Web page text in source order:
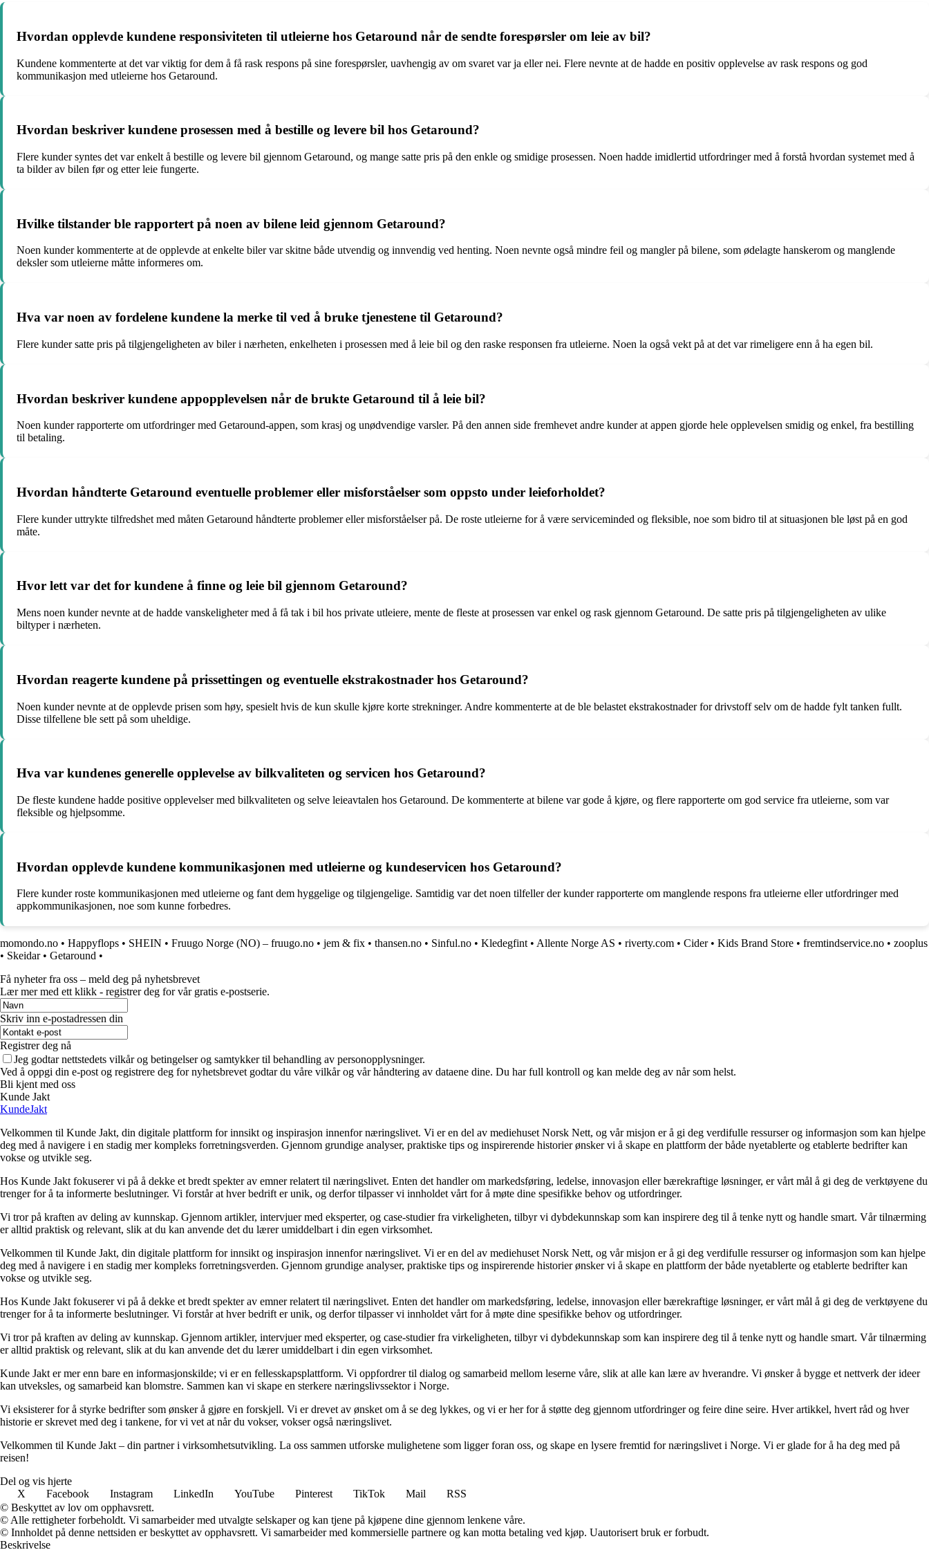
Hvordan opplevde kundene responsiviteten til utleierne hos Getaround når de sendte forespørsler om leie av bil?
Kundene kommenterte at det var viktig for dem å få rask respons på sine forespørsler, uavhengig av om svaret var ja eller nei. Flere nevnte at de hadde en positiv opplevelse av rask respons og god
kommunikasjon med utleierne hos Getaround.
Hvordan beskriver kundene prosessen med å bestille og levere bil hos Getaround?
Flere kunder syntes det var enkelt å bestille og levere bil gjennom Getaround, og mange satte pris på den enkle og smidige prosessen. Noen hadde imidlertid utfordringer med å forstå hvordan systemet med å
ta bilder av bilen før og etter leie fungerte.
Hvilke tilstander ble rapportert på noen av bilene leid gjennom Getaround?
Noen kunder kommenterte at de opplevde at enkelte biler var skitne både utvendig og innvendig ved henting. Noen nevnte også mindre feil og mangler på bilene, som ødelagte hanskerom og manglende
deksler som utleierne måtte informeres om.
Hva var noen av fordelene kundene la merke til ved å bruke tjenestene til Getaround?
Flere kunder satte pris på tilgjengeligheten av biler i nærheten, enkelheten i prosessen med å leie bil og den raske responsen fra utleierne. Noen la også vekt på at det var rimeligere enn å ha egen bil.
Hvordan beskriver kundene appopplevelsen når de brukte Getaround til å leie bil?
Noen kunder rapporterte om utfordringer med Getaround-appen, som krasj og unødvendige varsler. På den annen side fremhevet andre kunder at appen gjorde hele opplevelsen smidig og enkel, fra bestilling
til betaling.
Hvordan håndterte Getaround eventuelle problemer eller misforståelser som oppsto under leieforholdet?
Flere kunder uttrykte tilfredshet med måten Getaround håndterte problemer eller misforståelser på. De roste utleierne for å være serviceminded og fleksible, noe som bidro til at situasjonen ble løst på en god
måte.
Hvor lett var det for kundene å finne og leie bil gjennom Getaround?
Mens noen kunder nevnte at de hadde vanskeligheter med å få tak i bil hos private utleiere, mente de fleste at prosessen var enkel og rask gjennom Getaround. De satte pris på tilgjengeligheten av ulike
biltyper i nærheten.
Hvordan reagerte kundene på prissettingen og eventuelle ekstrakostnader hos Getaround?
Noen kunder nevnte at de opplevde prisen som høy, spesielt hvis de kun skulle kjøre korte strekninger. Andre kommenterte at de ble belastet ekstrakostnader for drivstoff selv om de hadde fylt tanken fullt.
Disse tilfellene ble sett på som uheldige.
Hva var kundenes generelle opplevelse av bilkvaliteten og servicen hos Getaround?
De fleste kundene hadde positive opplevelser med bilkvaliteten og selve leieavtalen hos Getaround. De kommenterte at bilene var gode å kjøre, og flere rapporterte om god service fra utleierne, som var
fleksible og hjelpsomme.
Hvordan opplevde kundene kommunikasjonen med utleierne og kundeservicen hos Getaround?
Flere kunder roste kommunikasjonen med utleierne og fant dem hyggelige og tilgjengelige. Samtidig var det noen tilfeller der kunder rapporterte om manglende respons fra utleierne eller utfordringer med
appkommunikasjonen, noe som kunne forbedres.
momondo.no • Happyflops • SHEIN • Fruugo Norge (NO) – fruugo.no • jem & fix • thansen.no • Sinful.no • Kledegfint• Allente Norge AS • riverty.com • Cider• Kids Brand Store • fremtindservice.no • zooplus
• Skeidar• Getaround •
Få nyheter fra oss – meld deg på nyhetsbrevet
Lær mer med ett klikk - registrer deg for vår gratis e-postserie.
Skriv inn e-postadressen din
Registrer deg nå
Jeg godtar nettstedets vilkår og betingelser og samtykker til behandling av personopplysninger.
Ved å oppgi din e-post og registrere deg for nyhetsbrevet godtar du våre vilkår og vår håndtering av dataene dine. Du har full kontroll og kan melde deg av når som helst.
Bli kjent med oss
Kunde Jakt
KundeJakt
Velkommen til Kunde Jakt, din digitale plattform for innsikt og inspirasjon innenfor næringslivet. Vi er en del av mediehuset Norsk Nett, og vår misjon er å gi deg verdifulle ressurser og informasjon som kan hjelpe
deg med å navigere i en stadig mer kompleks forretningsverden. Gjennom grundige analyser, praktiske tips og inspirerende historier ønsker vi å skape en plattform der både nyetablerte og etablerte bedrifter kan
vokse og utvikle seg.
Hos Kunde Jakt fokuserer vi på å dekke et bredt spekter av emner relatert til næringslivet. Enten det handler om markedsføring, ledelse, innovasjon eller bærekraftige løsninger, er vårt mål å gi deg de verktøyene du
trenger for å ta informerte beslutninger. Vi forstår at hver bedrift er unik, og derfor tilpasser vi innholdet vårt for å møte dine spesifikke behov og utfordringer.
Vi tror på kraften av deling av kunnskap. Gjennom artikler, intervjuer med eksperter, og case-studier fra virkeligheten, tilbyr vi dybdekunnskap som kan inspirere deg til å tenke nytt og handle smart. Vår tilnærming
er alltid praktisk og relevant, slik at du kan anvende det du lærer umiddelbart i din egen virksomhet.
Velkommen til Kunde Jakt, din digitale plattform for innsikt og inspirasjon innenfor næringslivet. Vi er en del av mediehuset Norsk Nett, og vår misjon er å gi deg verdifulle ressurser og informasjon som kan hjelpe
deg med å navigere i en stadig mer kompleks forretningsverden. Gjennom grundige analyser, praktiske tips og inspirerende historier ønsker vi å skape en plattform der både nyetablerte og etablerte bedrifter kan
vokse og utvikle seg.
Hos Kunde Jakt fokuserer vi på å dekke et bredt spekter av emner relatert til næringslivet. Enten det handler om markedsføring, ledelse, innovasjon eller bærekraftige løsninger, er vårt mål å gi deg de verktøyene du
trenger for å ta informerte beslutninger. Vi forstår at hver bedrift er unik, og derfor tilpasser vi innholdet vårt for å møte dine spesifikke behov og utfordringer.
Vi tror på kraften av deling av kunnskap. Gjennom artikler, intervjuer med eksperter, og case-studier fra virkeligheten, tilbyr vi dybdekunnskap som kan inspirere deg til å tenke nytt og handle smart. Vår tilnærming
er alltid praktisk og relevant, slik at du kan anvende det du lærer umiddelbart i din egen virksomhet.
Kunde Jakt er mer enn bare en informasjonskilde; vi er en fellesskapsplattform. Vi oppfordrer til dialog og samarbeid mellom leserne våre, slik at alle kan lære av hverandre. Vi ønsker å bygge et nettverk der ideer
kan utveksles, og samarbeid kan blomstre. Sammen kan vi skape en sterkere næringslivssektor i Norge.
Vi eksisterer for å styrke bedrifter som ønsker å gjøre en forskjell. Vi er drevet av ønsket om å se deg lykkes, og vi er her for å støtte deg gjennom utfordringer og feire dine seire. Hver artikkel, hvert råd og hver
historie er skrevet med deg i tankene, for vi vet at når du vokser, vokser også næringslivet.
Velkommen til Kunde Jakt – din partner i virksomhetsutvikling. La oss sammen utforske mulighetene som ligger foran oss, og skape en lysere fremtid for næringslivet i Norge. Vi er glade for å ha deg med på
reisen!
Del og vis hjerte
X
Facebook Instagram LinkedIn YouTube Pinterest TikTok Mail
RSS
© Beskyttet av lov om opphavsrett.
© Alle rettigheter forbeholdt. Vi samarbeider med utvalgte selskaper og kan tjene på kjøpene dine gjennom lenkene våre.
© Innholdet på denne nettsiden er beskyttet av opphavsrett. Vi samarbeider med kommersielle partnere og kan motta betaling ved kjøp. Uautorisert bruk er forbudt.
Beskrivelse